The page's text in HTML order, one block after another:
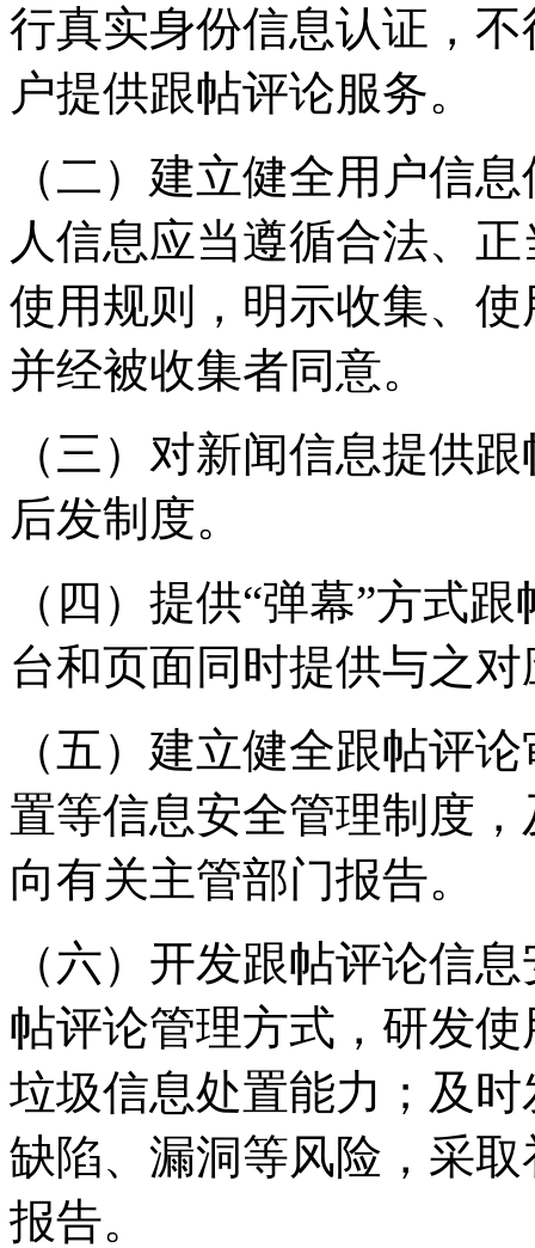
行真实身份信息认证，
户提供跟帖评论服务。
（二）建立健全用户信
人信息应当遵循合法、
使用规则，明示收集、
并经被收集者同意。
（三）对新闻信息提供
后发制度。
（四）提供“弹幕”方式
台和页面同时提供与之
（五）建立健全跟帖评
置等信息安全管理制度
向有关主管部门报告。
（六）开发跟帖评论信
帖评论管理方式，研发
垃圾信息处置能力；及
缺陷、漏洞等风险，采
报告。